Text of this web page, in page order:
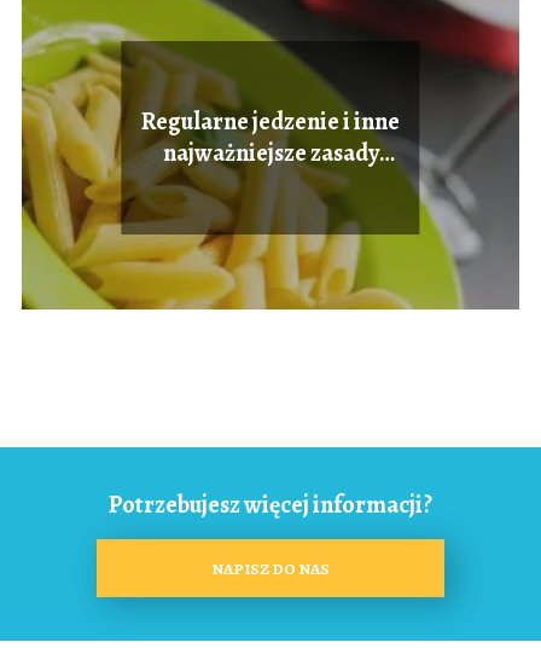
Regularne jedzenie i inne
najważniejsze zasady
zdrowego żywienia
Potrzebujesz więcej informacji?
NAPISZ DO NAS